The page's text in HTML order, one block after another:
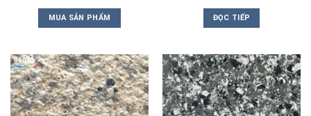
MUA SẢN PHẨM ĐỌC TIẾP